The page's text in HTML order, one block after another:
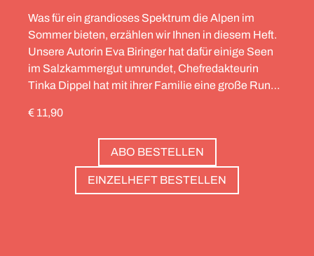
Was für ein grandioses Spektrum die Alpen im
Sommer bieten, erzählen wir Ihnen in diesem Heft.
Unsere Autorin Eva Biringer hat dafür einige Seen
im Salzkammergut umrundet, Chefredakteurin
Tinka Dippel hat mit ihrer Familie eine große Runde
Helfrich ist über viele Gipfel gegangen – von
Salzburg bis nach Triest. Und die Redaktion hat
zwölf Hotels gesammelt, die zweierlei gemeinsam
haben: Sie sind die perfekte Basis, um Gipfel zu
stürmen. Und sie haben wunderschöne Pools, um
€ 11,90
ABO BESTELLEN
EINZELHEFT BESTELLEN